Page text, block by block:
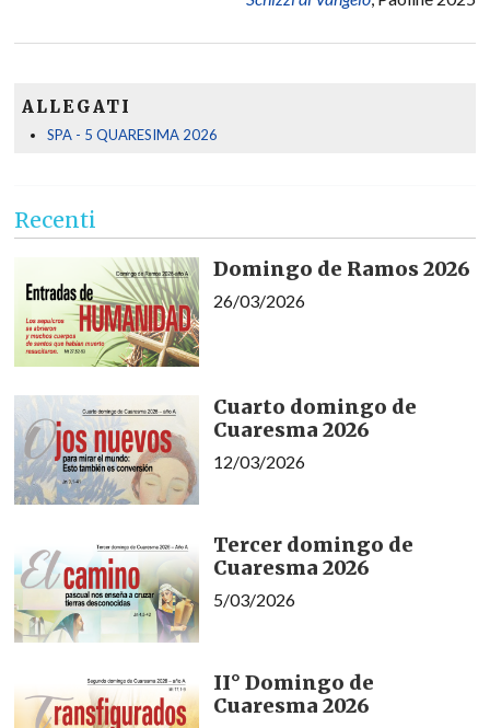
ALLEGATI
SPA - 5 QUARESIMA 2026
Recenti
Domingo de Ramos 2026
26/03/2026
Cuarto domingo de
Cuaresma 2026
12/03/2026
Tercer domingo de
Cuaresma 2026
5/03/2026
II° Domingo de
Cuaresma 2026